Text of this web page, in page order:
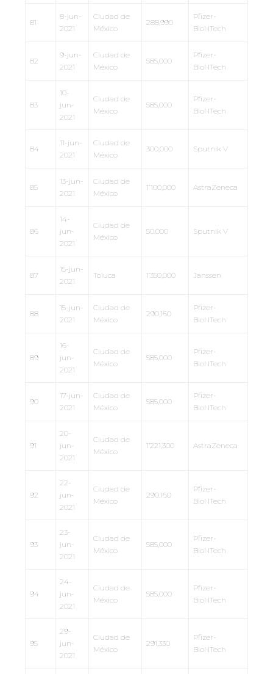
81
8-jun-
2021
Ciudad de
México
288,990
Pfizer-
BioNTech
82
9-jun-
2021
Ciudad de
México
585,000
Pfizer-
BioNTech
83
10-
jun-
2021
Ciudad de
México
585,000
Pfizer-
BioNTech
84
11-jun-
2021
Ciudad de
México
300,000 Sputnik V
85
13-jun-
2021
Ciudad de
México
1’100,000 AstraZeneca
86
14-
jun-
2021
Ciudad de
México
50,000 Sputnik V
87
15-jun-
2021
Toluca 1’350,000 Janssen
88
15-jun-
2021
Ciudad de
México
290,160
Pfizer-
BioNTech
89
16-
jun-
2021
Ciudad de
México
585,000
Pfizer-
BioNTech
90
17-jun-
2021
Ciudad de
México
585,000
Pfizer-
BioNTech
91
20-
jun-
2021
Ciudad de
México
1’221,300 AstraZeneca
92
22-
jun-
2021
Ciudad de
México
290,160
Pfizer-
BioNTech
93
23-
jun-
2021
Ciudad de
México
585,000
Pfizer-
BioNTech
94
24-
jun-
2021
Ciudad de
México
585,000
Pfizer-
BioNTech
95
29-
jun-
2021
Ciudad de
México
291,330
Pfizer-
BioNTech